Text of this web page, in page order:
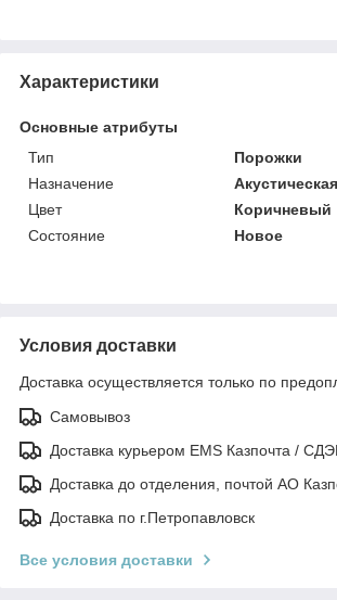
Характеристики
Основные атрибуты
Тип
Порожки
Назначение
Цвет
Коричневый
Состояние
Новое
Условия доставки
Доставка осуществляется только по
Самовывоз
Доставка курьером EMS Казпочта /
Доставка до отделения, почтой АО
Доставка по г.Петропавловск
Все условия доставки